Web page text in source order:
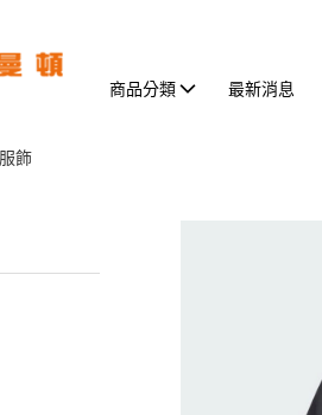
商品分類 最新消息
服飾